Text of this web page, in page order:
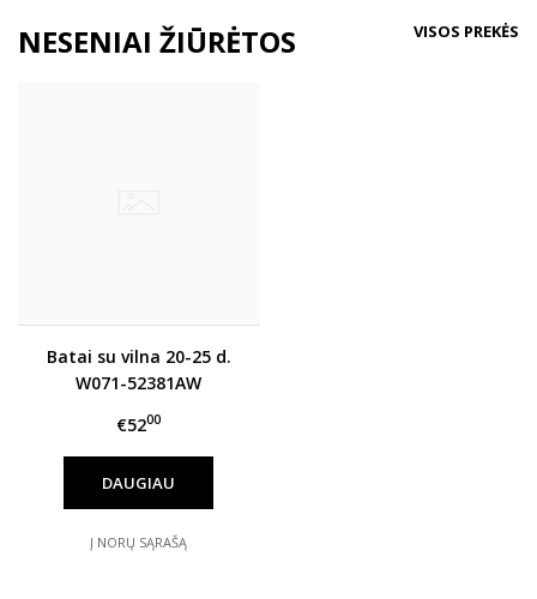
NESENIAI ŽIŪRĖTOS VISOS PREKĖS
Batai su vilna 20-25 d.
W071-52381AW
€5200
DAUGIAU
Į NORŲ SĄRAŠĄ